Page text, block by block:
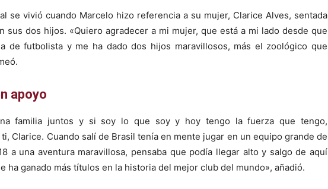
se vivió cuando Marcelo hizo referencia a su mujer, Clarice Alves, sentada
sus dos hijos. «Quiero agradecer a mi mujer, que está a mi lado desde que
de futbolista y me ha dado dos hijos maravillosos, más el zoológico que
apoyo
familia juntos y si soy lo que soy y hoy tengo la fuerza que tengo,
Clarice. Cuando salí de Brasil tenía en mente jugar en un equipo grande de
a una aventura maravillosa, pensaba que podía llegar alto y salgo de aquí
ha ganado más títulos en la historia del mejor club del mundo», añadió.